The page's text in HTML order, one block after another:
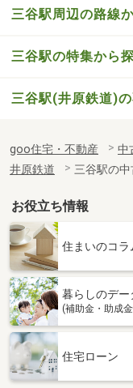
三谷駅周辺の路線
三谷駅の特集から
三谷駅(井原鉄道)
goo住宅・不動産 中
井原鉄道
三谷駅の
お役立ち情報
住まいのコラ
暮らしのデー
(補助金・助成
住宅ローン